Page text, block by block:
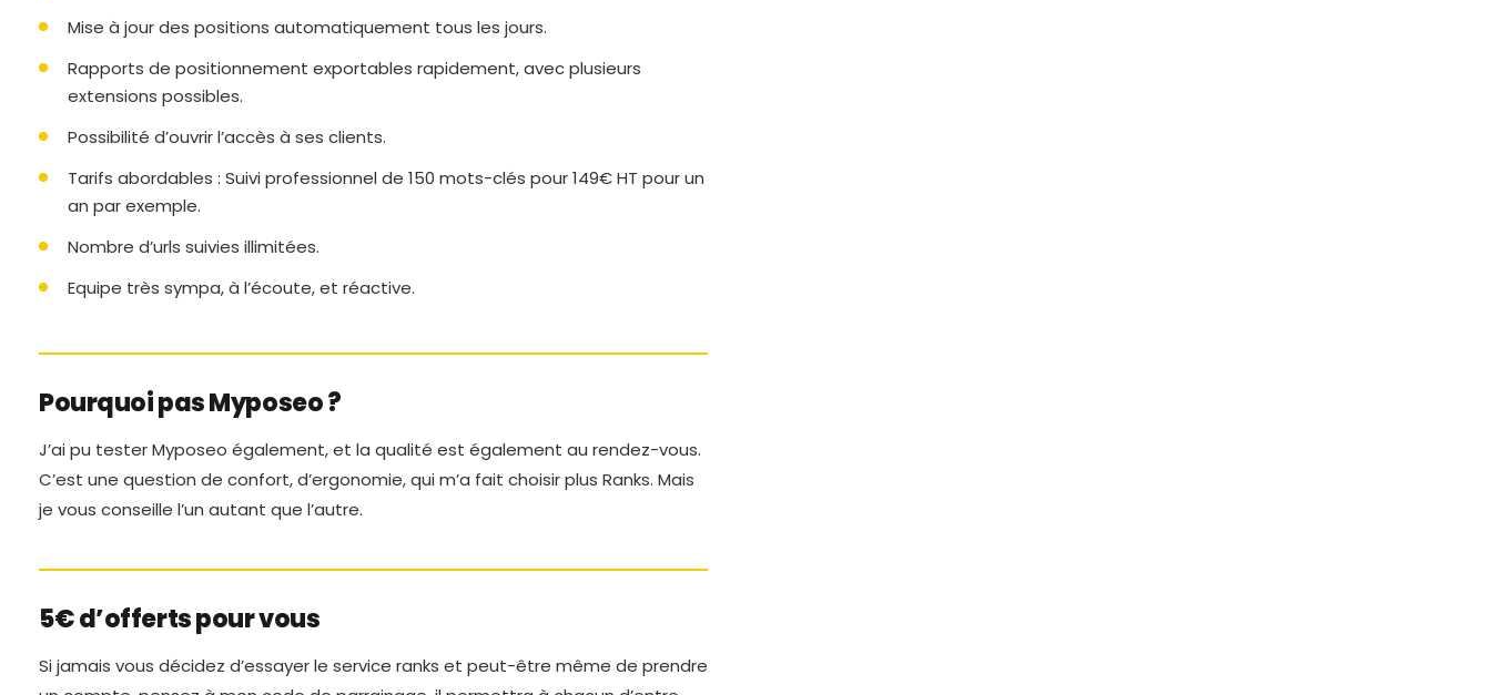
Mise à jour des positions automatiquement tous les jours.
Rapports de positionnement exportables rapidement, avec plusieurs
extensions possibles.
Possibilité d’ouvrir l’accès à ses clients.
Tarifs abordables : Suivi professionnel de 150 mots-clés pour 149€ HT pour un
an par exemple.
Nombre d’urls suivies illimitées.
Equipe très sympa, à l’écoute, et réactive.
Pourquoi pas Myposeo ?
J’ai pu tester Myposeo également, et la qualité est également au rendez-vous.
C’est une question de confort, d’ergonomie, qui m’a fait choisir plus Ranks. Mais
je vous conseille l’un autant que l’autre.
5€ d’offerts pour vous
Si jamais vous décidez d’essayer le service ranks et peut-être même de prendre